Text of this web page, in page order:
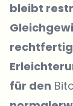
bleibt
für den